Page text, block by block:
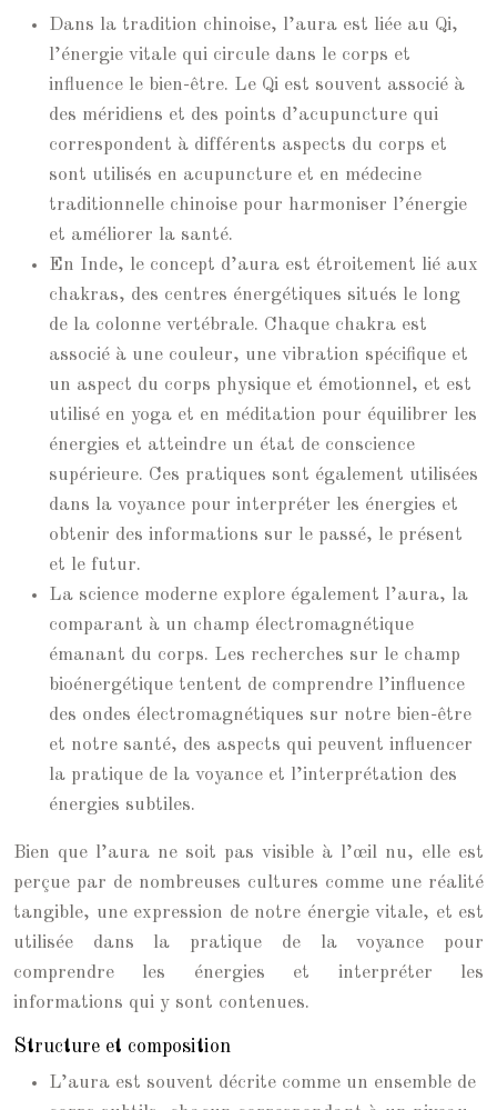
Dans la tradition chinoise, l’aura est liée au Qi,
l’énergie vitale qui circule dans le corps et
influence le bien-être. Le Qi est souvent associé à
des méridiens et des points d’acupuncture qui
correspondent à différents aspects du corps et
sont utilisés en acupuncture et en médecine
traditionnelle chinoise pour harmoniser l’énergie
et améliorer la santé.
En Inde, le concept d’aura est étroitement lié aux
chakras, des centres énergétiques situés le long
de la colonne vertébrale. Chaque chakra est
associé à une couleur, une vibration spécifique et
un aspect du corps physique et émotionnel, et est
utilisé en yoga et en méditation pour équilibrer les
énergies et atteindre un état de conscience
supérieure. Ces pratiques sont également utilisées
dans la voyance pour interpréter les énergies et
obtenir des informations sur le passé, le présent
et le futur.
La science moderne explore également l’aura, la
comparant à un champ électromagnétique
émanant du corps. Les recherches sur le champ
bioénergétique tentent de comprendre l’influence
des ondes électromagnétiques sur notre bien-être
et notre santé, des aspects qui peuvent influencer
la pratique de la voyance et l’interprétation des
énergies subtiles.
Bien que l’aura ne soit pas visible à l’œil nu, elle est
perçue par de nombreuses cultures comme une réalité
tangible, une expression de notre énergie vitale, et est
utilisée dans la pratique de la voyance pour
comprendre les énergies et interpréter les
informations qui y sont contenues.
Structure et composition
L’aura est souvent décrite comme un ensemble de